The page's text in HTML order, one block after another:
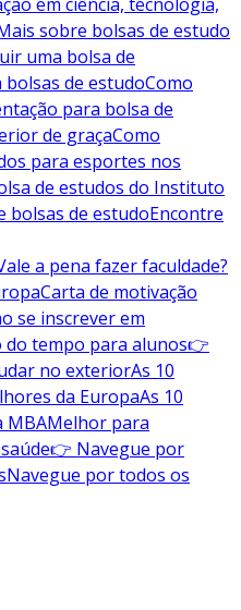
sobre bolsas de estudo
uma bolsa de
bolsas de estudoComo
para bolsa de
de graçaComo
para esportes nos
de estudos do Instituto
bolsas de estudoEncontre
a pena fazer faculdade?
Carta de motivação
se inscrever em
do tempo para alunos👉
no exteriorAs 10
da EuropaAs 10
MBAMelhor para
👉 Navegue por
Navegue por todos os